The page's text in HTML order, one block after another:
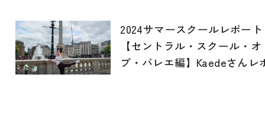
2024サマースクールレポート
【セントラル・スクール・オ
ブ・バレエ編】Kaedeさんレ